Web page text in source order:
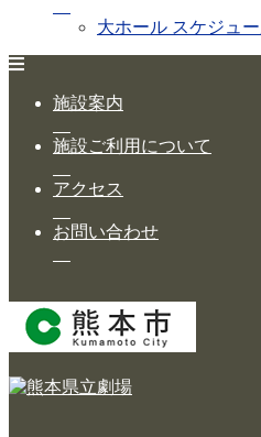
施設案内
施設ご利用について
アクセス
お問い合わせ
大ホール スケジュ
チケットガイド
施設案内
大ホール
ステージビュー
中小会議室